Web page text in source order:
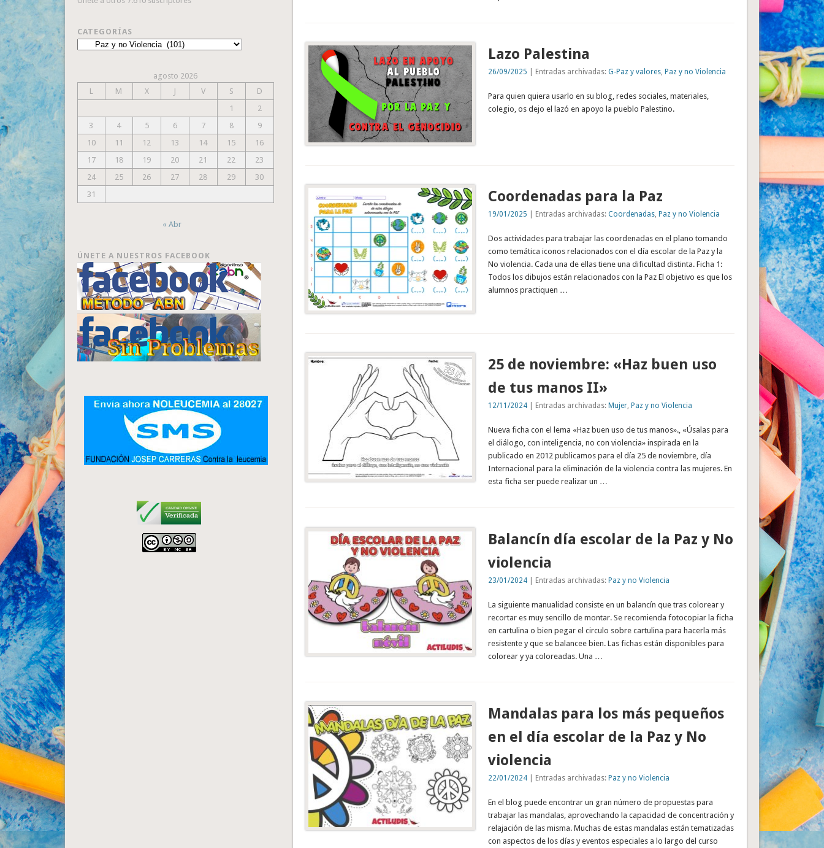
Lazo Palestina
26/09/2025 | Entradas archivadas: G-Paz y valores, Paz y no Violencia
Para quien quiera usarlo en su blog, redes sociales, materiales,
colegio, os dejo el lazó en apoyo la pueblo Palestino.
Coordenadas para la Paz
19/01/2025 | Entradas archivadas: Coordenadas, Paz y no Violencia
Dos actividades para trabajar las coordenadas en el plano tomando
como temática iconos relacionados con el día escolar de la Paz y la
No violencia. Cada una de ellas tiene una dificultad distinta. Ficha 1:
Todos los dibujos están relacionados con la Paz El objetivo es que los
alumnos practiquen …
25 de noviembre: «Haz buen uso
de tus manos II»
12/11/2024| Entradas archivadas: Mujer, Paz y no Violencia
Nueva ficha con el lema «Haz buen uso de tus manos»., «Úsalas para
el diálogo, con inteligencia, no con violencia» inspirada en la
publicado en 2012 publicamos para el día 25 de noviembre, día
Internacional para la eliminación de la violencia contra las mujeres. En
esta ficha ser puede realizar un …
Balancín día escolar de la Paz y No
violencia
23/01/2024| Entradas archivadas: Paz y no Violencia
La siguiente manualidad consiste en un balancín que tras colorear y
recortar es muy sencillo de montar. Se recomienda fotocopiar la ficha
en cartulina o bien pegar el circulo sobre cartulina para hacerla más
resistente y que se balancee bien. Las fichas están disponibles para
colorear y ya coloreadas. Una …
Mandalas para los más pequeños
en el día escolar de la Paz y No
violencia
22/01/2024| Entradas archivadas: Paz y no Violencia
En el blog puede encontrar un gran número de propuestas para
trabajar las mandalas, aprovechando la capacidad de concentración y
relajación de las misma. Muchas de estas mandalas están tematizadas
con aspectos de los días y eventos especiales a lo largo del curso
CATEGORÍAS
Categorías
agosto 2026
L
M X J V S
D
1
2
3
4 5 6 7 8
9
10
11 12 13 14 15
16
17
18 19 20 21 22
23
24
25 26 27 28 29
30
31
« Abr
ÚNETE A NUESTROS FACEBOOK